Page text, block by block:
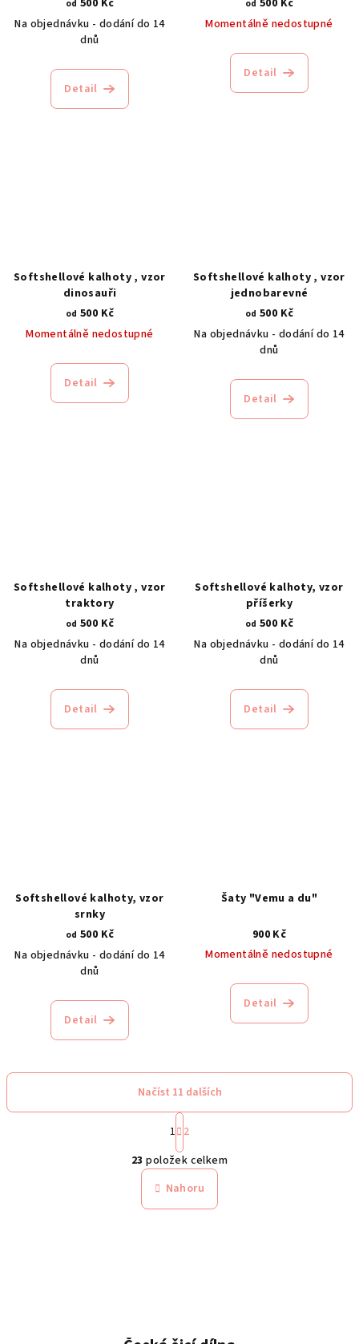
od
Na objednávku - dodání do 14
dnů
Detail
od
Momentálně nedostupné
Detail
Softshellové kalhoty , vzor
dinosauři
od 500 Kč
Momentálně nedostupné
Detail
Softshellové kalhoty , vzor
jednobarevné
od 500 Kč
Na objednávku - dodání do 14
dnů
Detail
Softshellové kalhoty , vzor
traktory
od 500 Kč
Na objednávku - dodání do 14
dnů
Detail
Softshellové kalhoty, vzor
příšerky
od 500 Kč
Na objednávku - dodání do 14
dnů
Detail
Softshellové kalhoty, vzor
srnky
od 500 Kč
Na objednávku - dodání do 14
dnů
Detail
Šaty "Vemu a du"
900 Kč
Momentálně nedostupné
Detail
O
v
l
Načíst 11 dalších
S
t
r
á
n
k
o
1 2
23 položek celkem
Nahoru